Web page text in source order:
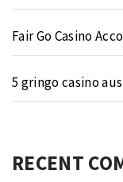
Fair Go Casino
5 gringo casino
RECENT